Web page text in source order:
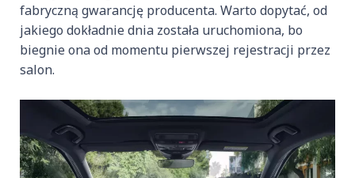
fabryczną gwarancję producenta. Warto dopytać, od
jakiego dokładnie dnia została uruchomiona, bo
biegnie ona od momentu pierwszej rejestracji przez
salon.